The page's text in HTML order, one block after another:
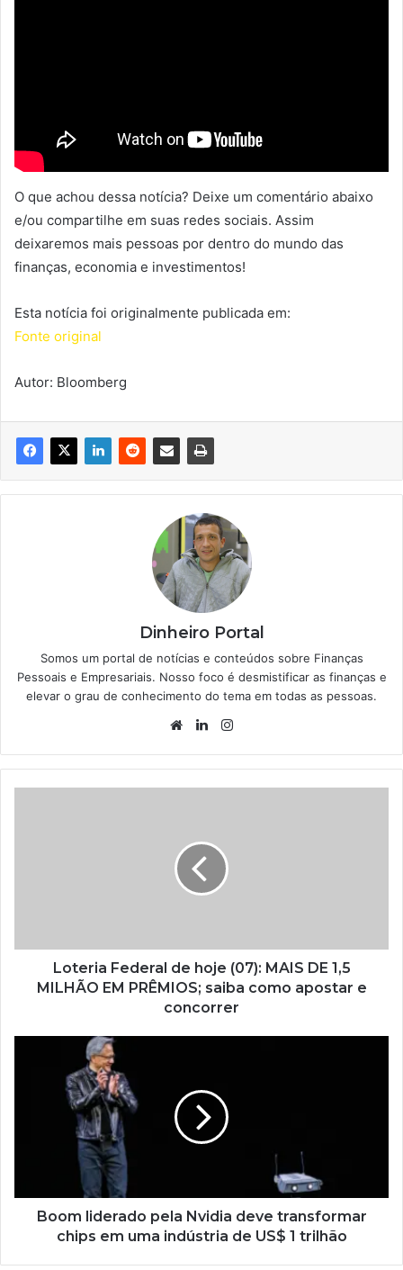
O que achou dessa notícia? Deixe um comentário abaixo
e/ou compartilhe em suas redes sociais. Assim
deixaremos mais pessoas por dentro do mundo das
finanças, economia e investimentos!
Esta notícia foi originalmente publicada em:
Fonte original
Autor: Bloomberg
Dinheiro Portal
Somos um portal de notícias e conteúdos sobre Finanças
Pessoais e Empresariais. Nosso foco é desmistificar as finanças e
elevar o grau de conhecimento do tema em todas as pessoas.
WebsiteLinkedin
Loteria Federal de hoje (07): MAIS DE 1,5
MILHÃO EM PRÊMIOS; saiba como apostar e
concorrer
Boom liderado pela Nvidia deve transformar
chips em uma indústria de US$ 1 trilhão